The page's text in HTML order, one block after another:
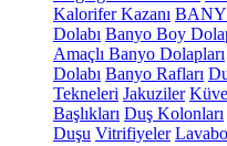
Kalorifer Kazanı
Dolabı Banyo Boy
Amaçlı Banyo Dolapları
Dolabı Banyo Rafları
Tekneleri Jakuziler
Başlıkları Duş Kolonları
Duşu Vitrifiyeler